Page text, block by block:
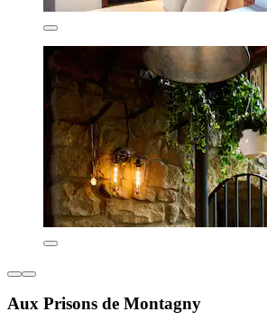
Aux Prisons de Montagny